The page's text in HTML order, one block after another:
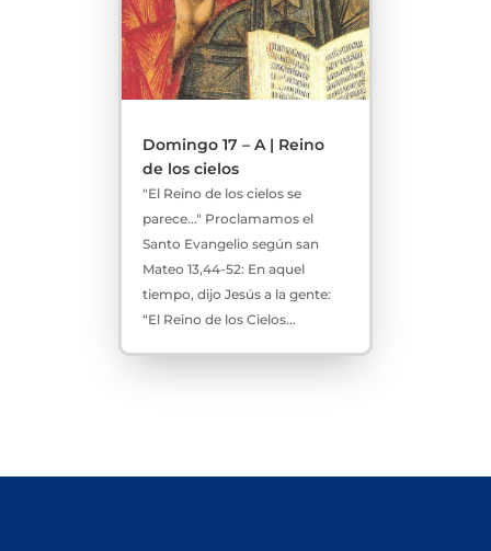
Domingo 17 – A | Reino
de los cielos
"El Reino de los cielos se
parece..." Proclamamos el
Santo Evangelio según san
Mateo 13,44-52: En aquel
tiempo, dijo Jesús a la gente:
“El Reino de los Cielos...